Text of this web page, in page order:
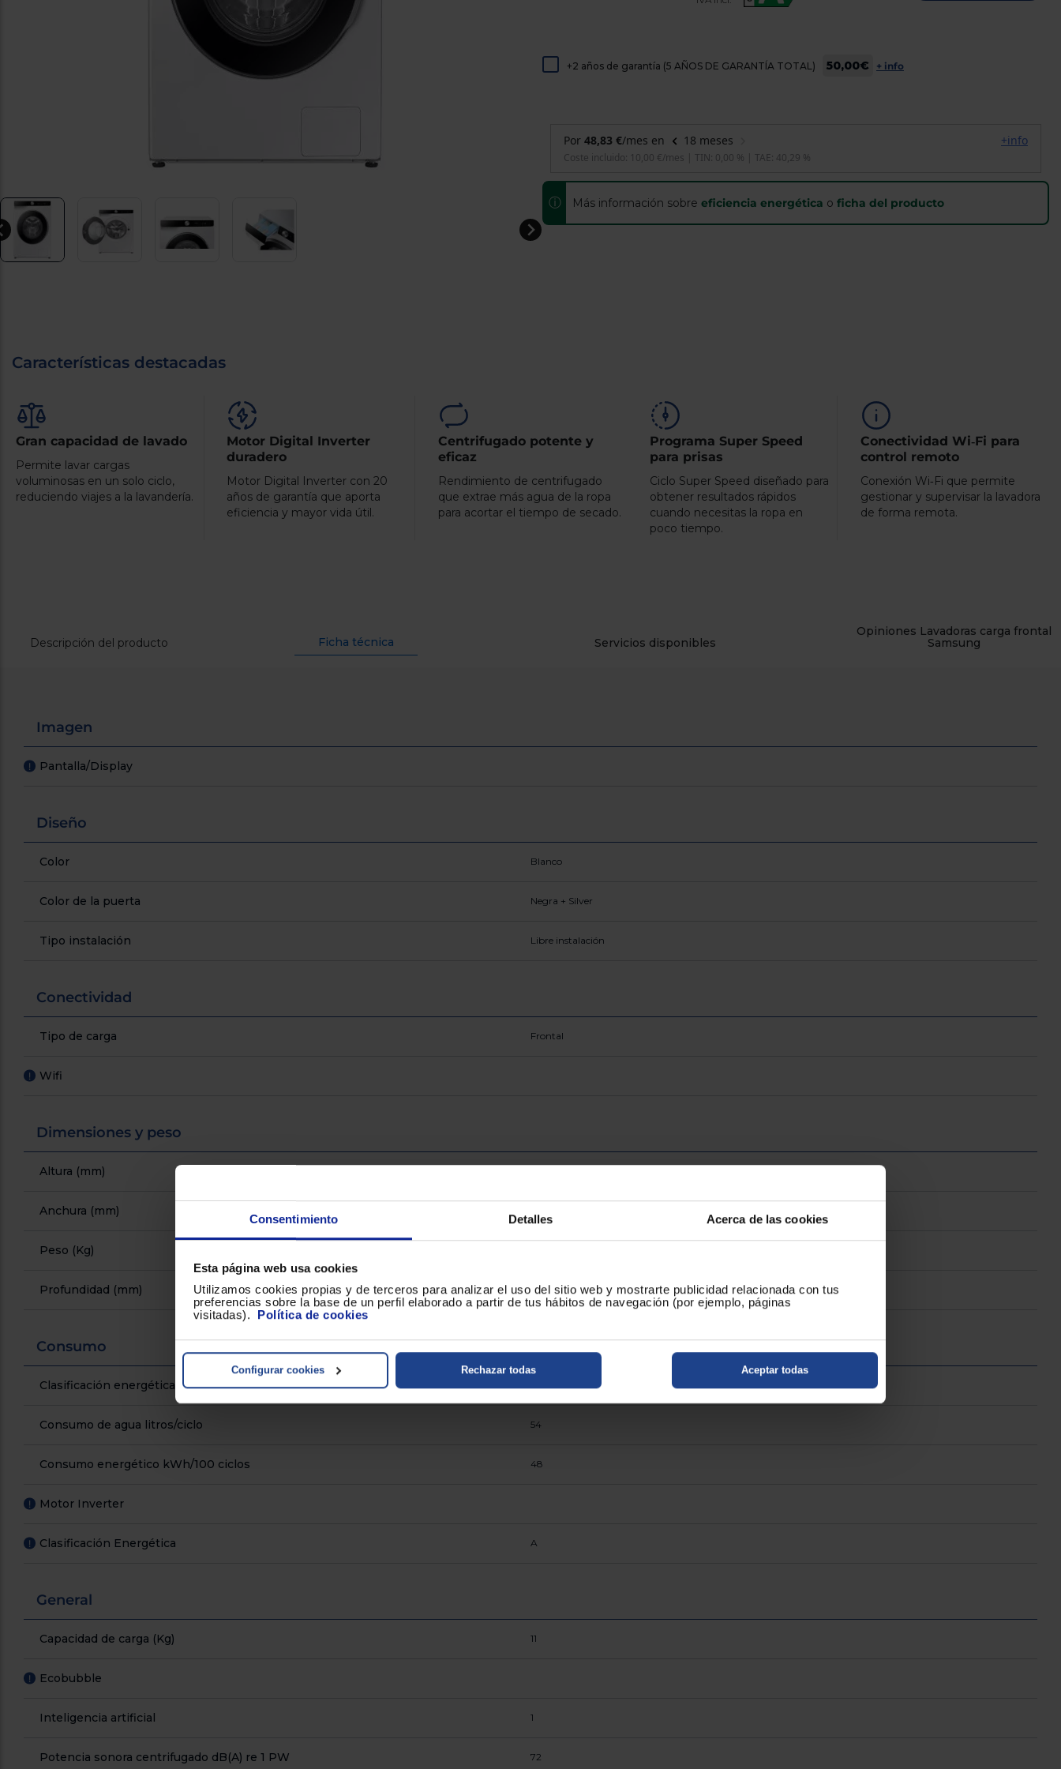
Consentimiento Detalles Acerca de las cookies
Esta página web usa cookies
Utilizamos cookies propias y de terceros para analizar el uso del sitio web y mostrarte publicidad relacionada con tus
preferencias sobre la base de un perfil elaborado a partir de tus hábitos de navegación (por ejemplo, páginas
visitadas). Política de cookies
Rechazar todas
Configurar cookies Aceptar todas
usar
los
arrastrar.
+2 años de garantía (5 AÑOS DE GARANTÍA TOTAL) 50,00€ + info
ⓘ Más información sobre eficiencia energética o ficha del producto
Características destacadas
Gran capacidad de lavado
Permite lavar cargas
voluminosas en un solo ciclo,
reduciendo viajes a la lavandería.
Motor Digital Inverter
duradero
Motor Digital Inverter con 20
años de garantía que aporta
eficiencia y mayor vida útil.
Centrifugado potente y
eficaz
Rendimiento de centrifugado
que extrae más agua de la ropa
para acortar el tiempo de secado.
Programa Super Speed
para prisas
Ciclo Super Speed diseñado para
obtener resultados rápidos
cuando necesitas la ropa en
poco tiempo.
Conectividad Wi‑Fi para
control remoto
Conexión Wi‑Fi que permite
gestionar y supervisar la lavadora
de forma remota.
Descripción del producto Ficha técnica Servicios disponibles
Opiniones Lavadoras carga frontal
Samsung
Imagen
! Pantalla/Display
Diseño
Color Blanco
Color de la puerta Negra + Silver
Tipo instalación Libre instalación
Conectividad
Tipo de carga Frontal
! Wifi
Dimensiones y peso
Altura (mm)
Anchura (mm)
Peso (Kg)
Profundidad (mm) 600
Consumo
Clasificación energética de ruido acustico
Consumo de agua litros/ciclo 54
Consumo energético kWh/100 ciclos 48
! Motor Inverter
! Clasificación Energética A
General
Capacidad de carga (Kg) 11
! Ecobubble
Inteligencia artificial 1
Potencia sonora centrifugado dB(A) re 1 PW 72